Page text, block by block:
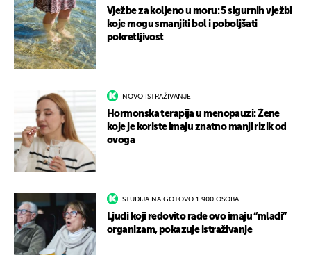
Vježbe za koljeno u moru: 5 sigurnih vježbi
koje mogu smanjiti bol i poboljšati
pokretljivost
NOVO ISTRAŽIVANJE
Hormonska terapija u menopauzi: Žene
koje je koriste imaju znatno manji rizik od
ovoga
STUDIJA NA GOTOVO 1.900 OSOBA
Ljudi koji redovito rade ovo imaju “mlađi”
organizam, pokazuje istraživanje